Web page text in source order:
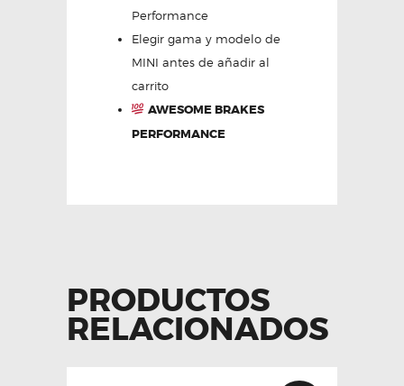
Performance
Elegir gama y modelo de
MINI antes de añadir al
carrito
AWESOME BRAKES
PERFORMANCE
PRODUCTOS
RELACIONADOS